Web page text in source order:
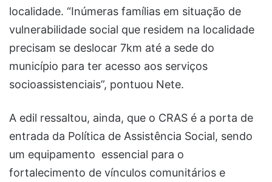
localidade. “Inúmeras famílias em situação de
vulnerabilidade social que residem na localidade
precisam se deslocar 7km até a sede do
município para ter acesso aos serviços
socioassistenciais”, pontuou Nete.
A edil ressaltou, ainda, que o CRAS é a porta de
entrada da Política de Assistência Social, sendo
um equipamento essencial para o
fortalecimento de vínculos comunitários e